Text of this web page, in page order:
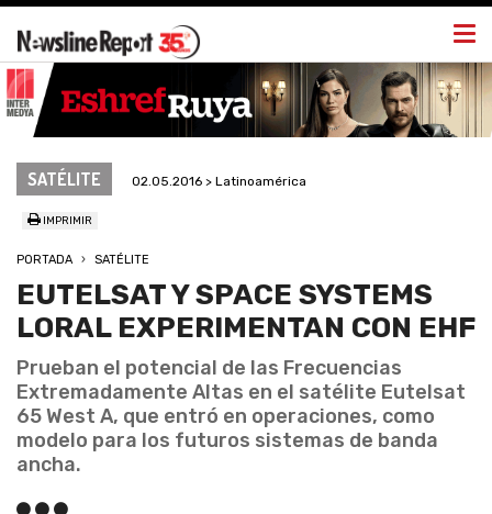
SATÉLITE 02.05.2016 > Latinoamérica
IMPRIMIR
PORTADA SATÉLITE
EUTELSAT Y SPACE SYSTEMS
LORAL EXPERIMENTAN CON EHF
Prueban el potencial de las Frecuencias
Extremadamente Altas en el satélite Eutelsat
65 West A, que entró en operaciones, como
modelo para los futuros sistemas de banda
ancha.